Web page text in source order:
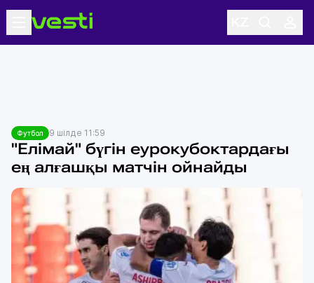
Футбол 9 шілде 11:59
"Елімай" бүгін еурокубоктардағы
ең алғашқы матчін ойнайды